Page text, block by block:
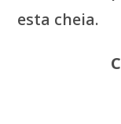
esta cheia.